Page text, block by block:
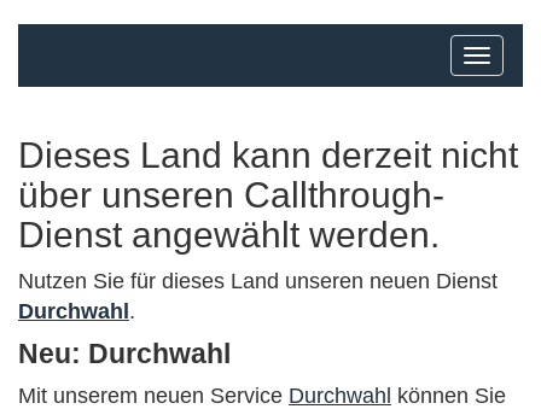
Dieses Land kann derzeit nicht
über unseren Callthrough-
Dienst angewählt werden.
Nutzen Sie für dieses Land unseren neuen Dienst
Durchwahl .
Neu: Durchwahl
Mit unserem neuen Service Durchwahl können Sie